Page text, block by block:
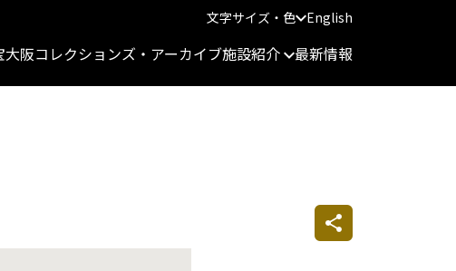
文字サイズ・色 English
大阪コレクションズ・アーカイブ施設紹介 最新情報